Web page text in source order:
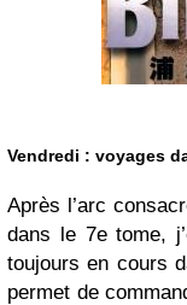
Vendredi : voyages
Après l’arc
dans le 7e tome,
toujours en cours
permet de